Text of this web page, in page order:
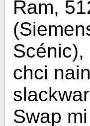
Ram,
chci
Swap